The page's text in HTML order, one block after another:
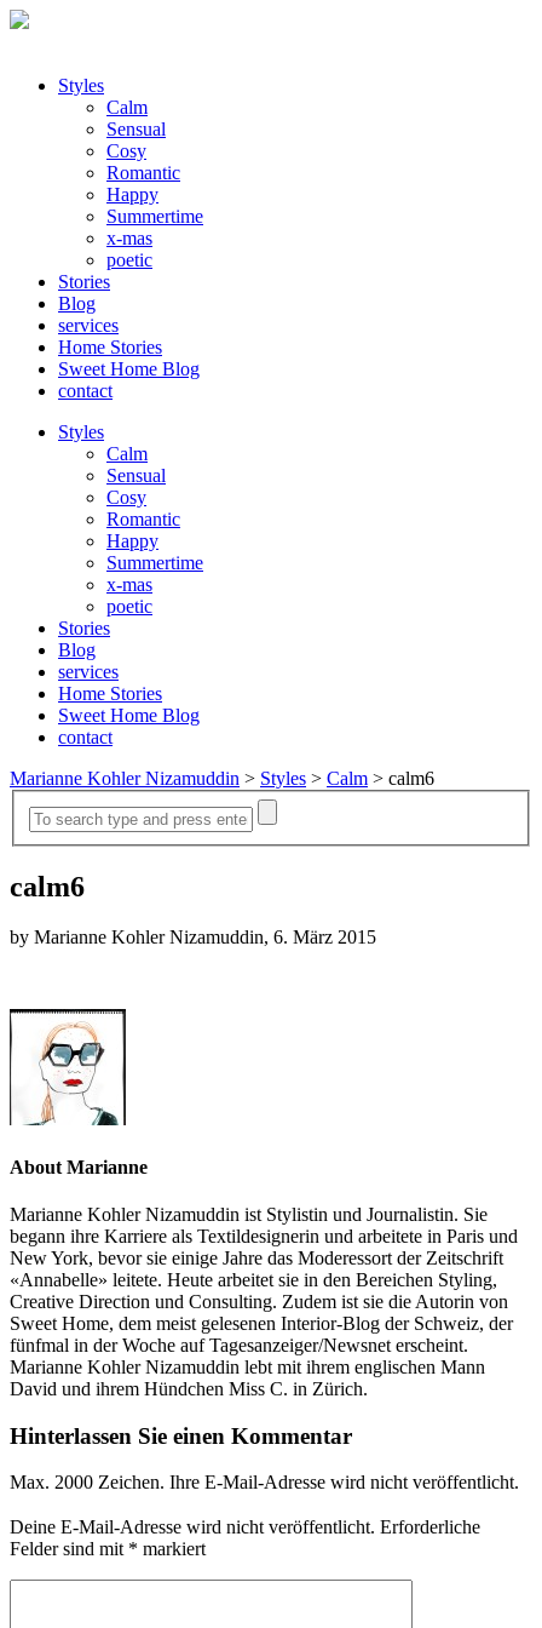
Styles
Calm
Sensual
Cosy
Romantic
Happy
Summertime
x-mas
poetic
Stories
Blog
services
Home Stories
Sweet Home Blog
contact
Styles
Calm
Sensual
Cosy
Romantic
Happy
Summertime
x-mas
poetic
Stories
Blog
services
Home Stories
Sweet Home Blog
contact
Marianne Kohler Nizamuddin > Styles > Calm > calm6
calm6
by Marianne Kohler Nizamuddin, 6. März 2015
About Marianne
Marianne Kohler Nizamuddin ist Stylistin und Journalistin. Sie
begann ihre Karriere als Textildesignerin und arbeitete in Paris und
New York, bevor sie einige Jahre das Moderessort der Zeitschrift
«Annabelle» leitete. Heute arbeitet sie in den Bereichen Styling,
Creative Direction und Consulting. Zudem ist sie die Autorin von
Sweet Home, dem meist gelesenen Interior-Blog der Schweiz, der
fünfmal in der Woche auf Tagesanzeiger/Newsnet erscheint.
Marianne Kohler Nizamuddin lebt mit ihrem englischen Mann
David und ihrem Hündchen Miss C. in Zürich.
Hinterlassen Sie einen Kommentar
Max. 2000 Zeichen. Ihre E-Mail-Adresse wird nicht veröffentlicht.
Deine E-Mail-Adresse wird nicht veröffentlicht. Erforderliche
Felder sind mit * markiert